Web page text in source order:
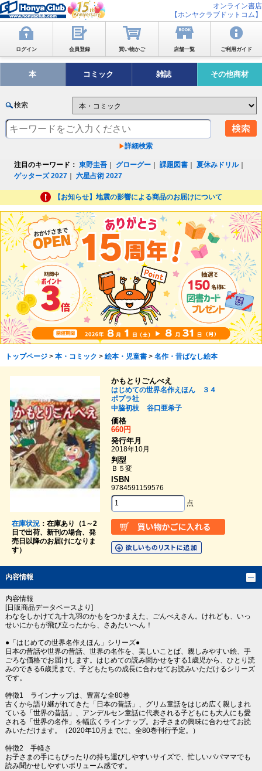
オンライン書店
【ホンヤクラブドットコム】
ログイン 会員登録 買い物かご 店舗一覧 ご利用ガイド
本 コミック 雑誌 その他商材
検索
詳細検索
注目のキーワード： 東野圭吾 グローグー ｜課題図書 ｜夏休みドリル｜
ゲッターズ 2027 ｜六星占術 2027
【お知らせ】地震の影響による商品のお届けについて
トップページ> 本・コミック > 絵本・児童書> 名作・昔ばなし絵本
在庫状況：在庫あり（1～2
日で出荷、新刊の場合、発
売日以降のお届けになりま
す）
かもとりごんべえ
はじめての世界名作えほん ３４
ポプラ社
中脇初枝
谷口亜希子
価格
660円
発行年月
2018年10月
判型
Ｂ５変
ISBN
9784591159576
点
内容情報
内容情報
[日販商品データベースより]
わなをしかけて九十九羽のかもをつかまえた、ごんべえさん。けれども、いっ
せいにかもが飛び立ったから、さあたいへん！
●「はじめての世界名作えほん」シリーズ●
日本の昔話や世界の昔話、世界の名作を、美しいことば、親しみやすい絵、手
ごろな価格でお届けします。はじめての読み聞かせをする1歳児から、ひとり読
みのできる6歳児まで、子どもたちの成長に合わせてお読みいただけるシリーズ
です。
特徴1 ラインナップは、豊富な全80巻
古くから語り継がれてきた「日本の昔話」、グリム童話をはじめ広く親しまれ
ている「世界の昔話」、アンデルセン童話に代表される子どもにも大人にも愛
される「世界の名作」を幅広くラインナップ。お子さまの興味に合わせてお読
みいただけます。（2020年10月までに、全80巻刊行予定。）
特徴2 手軽さ
お子さまの手にもぴったりの持ち運びしやすいサイズで、忙しいパパママでも
読み聞かせしやすいボリューム感です。